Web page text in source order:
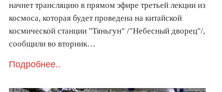
начнет трансляцию в прямом эфире третьей лекции из
космоса, которая будет проведена на китайской
космической станции "Тяньгун" /"Небесный дворец"/,
сообщили во вторник…
Подробнее..